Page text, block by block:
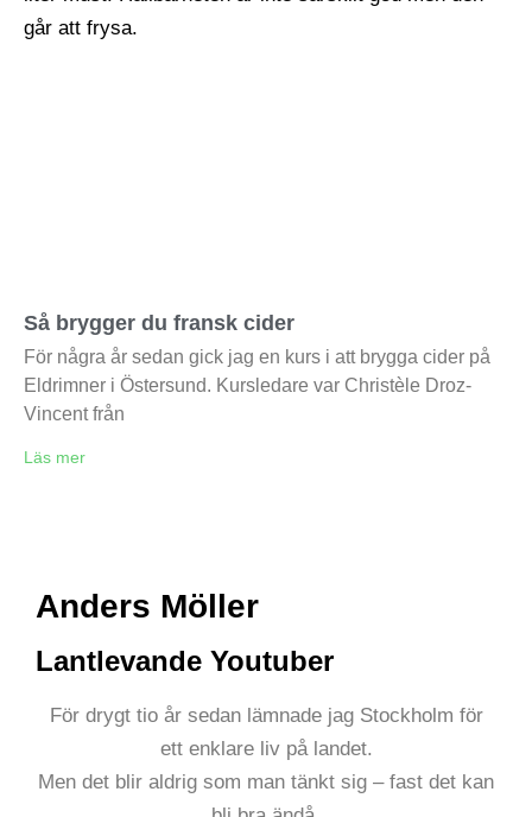
Så brygger du fransk cider
För några år sedan gick jag en kurs i att brygga cider på
Eldrimner i Östersund. Kursledare var Christèle Droz-
Vincent från
Läs mer
Anders Möller
Lantlevande Youtuber
För drygt tio år sedan lämnade jag Stockholm för
ett enklare liv på landet.
Men det blir aldrig som man tänkt sig – fast det kan